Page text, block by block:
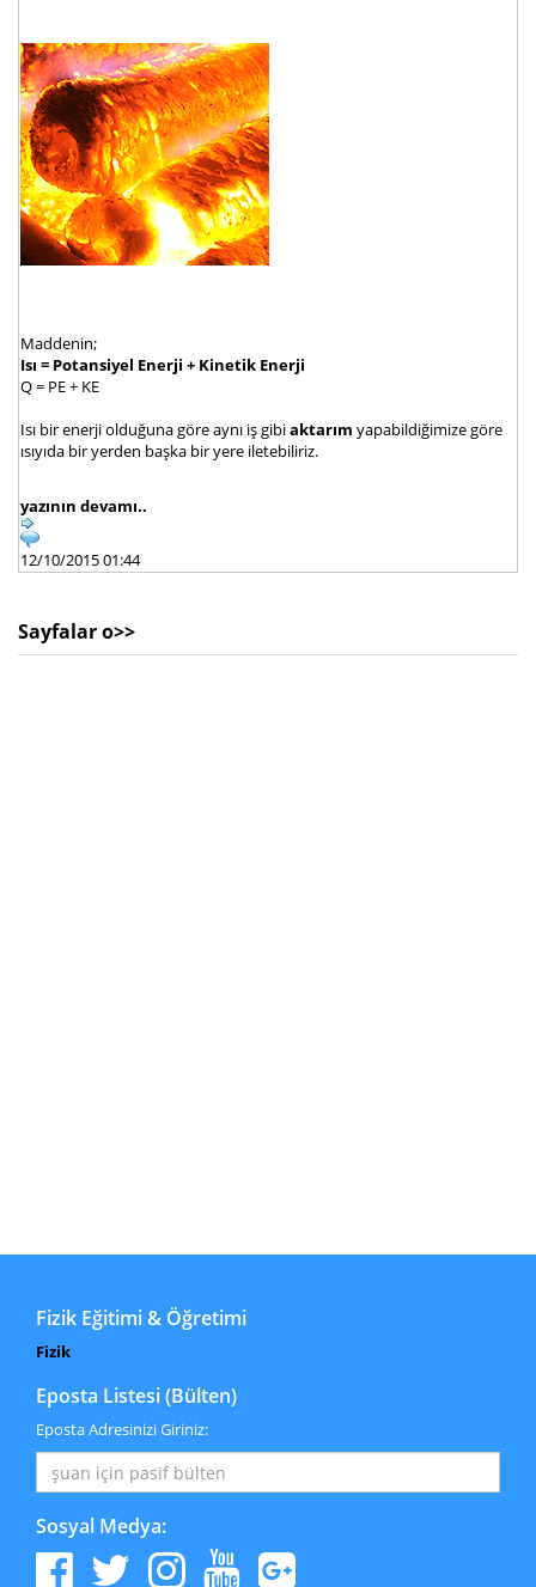
Maddenin;
Isı = Potansiyel Enerji + Kinetik Enerji
Q = PE + KE
Isı bir enerji olduğuna göre aynı iş gibiaktarım yapabildiğimize göre
ısıyıda bir yerden başka bir yere iletebiliriz.
yazının devamı..
12/10/2015 01:44
Sayfalar o>>
Fizik Eğitimi & Öğretimi
Fizik
Eposta Listesi (Bülten)
Eposta Adresinizi Giriniz:
Sosyal Medya: